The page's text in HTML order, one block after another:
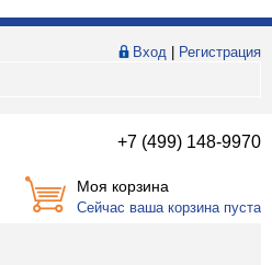
Вход
Регистрация
+7 (499) 148-9970
Моя корзина
Сейчас ваша корзина пуста